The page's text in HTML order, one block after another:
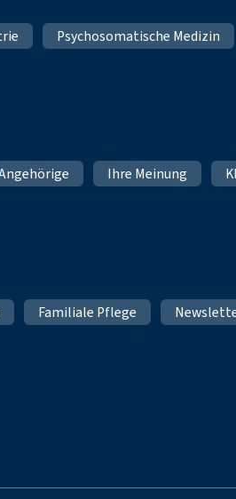
Psychosomatische Medizin
Ihre Meinung
Familiale Pflege